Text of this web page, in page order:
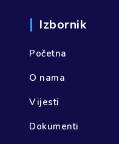
Izbornik
Početna
O nama
Vijesti
Dokumenti